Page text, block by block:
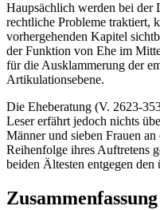
Haupsächlich werden bei der
rechtliche Probleme traktiert,
vorhergehenden Kapitel
der Funktion von Ehe im
für die Ausklammerung der
Artikulationsebene.
Die Eheberatung (V. 2623-
Leser erfährt jedoch nichts
Männer und sieben Frauen
Reihenfolge ihres Auftretens
beiden Ältesten entgegen